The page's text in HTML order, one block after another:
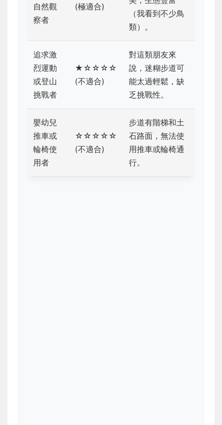
自然觀
察者
(極適合)
（我看到不少鳥
類）。
追求激
烈運動
或登山
挑戰者
★☆☆☆☆
(不適合)
對這類朋友來
說，迷糊步道可
能太過輕鬆，缺
乏挑戰性。
嬰幼兒
推車或
輪椅使
用者
☆☆☆☆☆
(不適合)
步道有階梯和土
石路面，無法使
用推車或輪椅通
行。